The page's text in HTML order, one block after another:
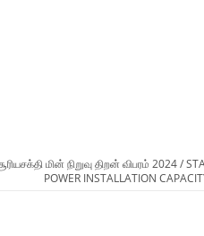
மின் நிறுவு திறன் விபரம் 2024 /
POWER INSTALLATION